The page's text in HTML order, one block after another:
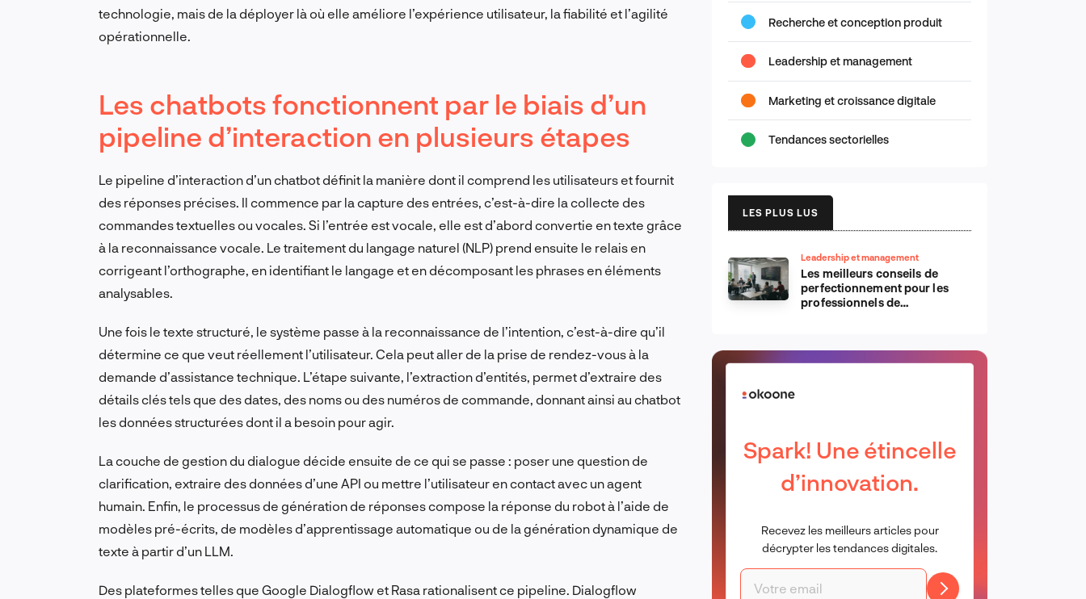
technologie, mais de la déployer là où elle améliore l’expérience utilisateur, la fiabilité et l’agilité
opérationnelle.
Les chatbots fonctionnent par le biais d’un
pipeline d’interaction en plusieurs étapes
Le pipeline d’interaction d’un chatbot définit la manière dont il comprend les utilisateurs et fournit
des réponses précises. Il commence par la capture des entrées, c’est-à-dire la collecte des
commandes textuelles ou vocales. Si l’entrée est vocale, elle est d’abord convertie en texte grâce
à la reconnaissance vocale. Le traitement du langage naturel (NLP) prend ensuite le relais en
corrigeant l’orthographe, en identifiant le langage et en décomposant les phrases en éléments
analysables.
Une fois le texte structuré, le système passe à la reconnaissance de l’intention, c’est-à-dire qu’il
détermine ce que veut réellement l’utilisateur. Cela peut aller de la prise de rendez-vous à la
demande d’assistance technique. L’étape suivante, l’extraction d’entités, permet d’extraire des
détails clés tels que des dates, des noms ou des numéros de commande, donnant ainsi au chatbot
les données structurées dont il a besoin pour agir.
La couche de gestion du dialogue décide ensuite de ce qui se passe : poser une question de
clarification, extraire des données d’une API ou mettre l’utilisateur en contact avec un agent
humain. Enfin, le processus de génération de réponses compose la réponse du robot à l’aide de
modèles pré-écrits, de modèles d’apprentissage automatique ou de la génération dynamique de
texte à partir d’un LLM.
Des plateformes telles que Google Dialogflow et Rasa rationalisent ce pipeline. Dialogflow
Recherche et conception produit
Leadership et management
Marketing et croissance digitale
Tendances sectorielles
LES PLUS LUS
Leadership et management
Les meilleurs conseils de
perfectionnement pour les
professionnels de
Spark! Une étincelle
d’innovation.
Recevez les meilleurs articles pour
décrypter les tendances digitales.